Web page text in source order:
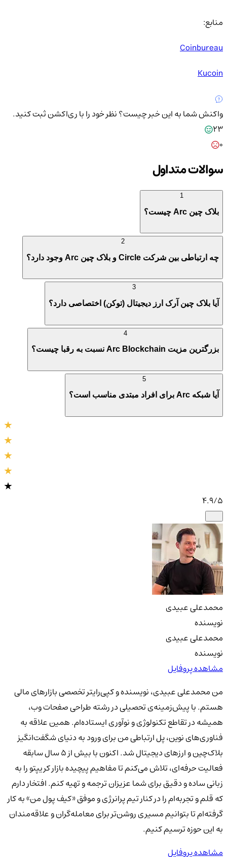
منابع:
Coinbureau
Kucoin
واکنش شما به این خبر چیست؟نظر خود را با ری‌اکشن ثبت کنید.
23
سوالات متداول
بلاک چین Arc چیست؟
چه ارتباطی بین شرکت Circle و بلاک چین Arc وجود دارد؟
آیا بلاک چین آرک ارز دیجیتال (توکن) اختصاصی دارد؟
بزرگترین مزیت Arc Blockchain نسبت به رقبا چیست؟
آیا شبکه Arc برای افراد مبتدی مناسب است؟
4.9/5
محمدعلی عبیدی
نویسنده
محمدعلی عبیدی
نویسنده
مشاهده پروفایل
من محمدعلی عبیدی، نویسنده و کپی‌رایتر تخصصی بازارهای مالی
هستم. با پیش‌زمینه‌ی تحصیلی در رشته طراحی صفحات وب،
همیشه در تقاطع تکنولوژی و نوآوری ایستاده‌ام. همین علاقه به
فناوری‌های نوین، پل ارتباطی من برای ورود به دنیای شگفت‌انگیز
بلاک‌چین و ارزهای دیجیتال شد. اکنون با بیش از ۵ سال سابقه
فعالیت حرفه‌ای، تلاش می‌کنم تا مفاهیم پیچیده بازار کریپتو را به
زبانی ساده و دقیق برای شما عزیزان ترجمه و تهیه کنم. افتخار دارم
که قلم و تجربه‌ام را در کنار تیم پرانرژی و موفق «کیف پول من» به کار
گرفته‌ام تا بتوانیم مسیری روشن‌تر برای معامله‌گران و علاقه‌مندان
به این حوزه ترسیم کنیم.
مشاهده پروفایل